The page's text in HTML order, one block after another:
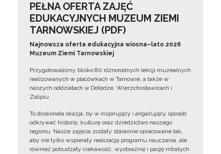
PEŁNA OFERTA ZAJĘĆ
EDUKACYJNYCH MUZEUM ZIEMI
TARNOWSKIEJ (PDF)
Najnowsza oferta edukacyjna wiosna–lato 2026
Muzeum Ziemi Tarnowskiej
Przygotowaliśmy blisko 80 różnorodnych lekcji muzealnych
realizowanych w placówkach w Tarnowie, a także w
naszych oddziałach w Dołędze, Wierzchosławicach i
Zalipiu.
To doskonała okazja, by w inspirujący i angażujący sposób
odkrywać historię, kulturę oraz dziedzictwo naszego
regionu. Nasze zajęcia zostały starannie opracowane tak,
aby nie tylko wspierały realizację programu nauczania, ale
również pobudzały ciekawość, wyobraźnię i pasję młodych